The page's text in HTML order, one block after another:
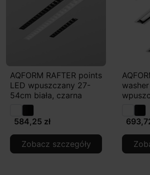
AQFORM RAFTER points
LED wpuszczany 27-
54cm biała, czarna
584,25 zł
Zobacz szczegóły